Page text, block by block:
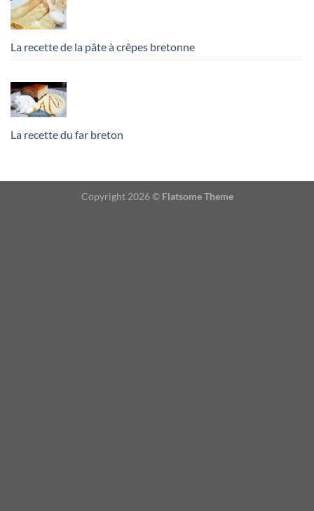
La recette de la pâte à crêpes bretonne
La recette du far breton
Copyright 2026 © Flatsome Theme